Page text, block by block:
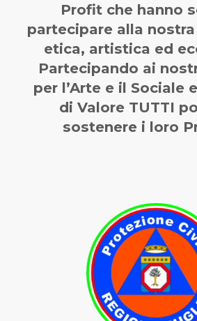
Profit che hanno
partecipare alla
etica, artistica ed
Partecipando ai
per l’Arte e il Sociale
di Valore TUTTI
sostenere i loro